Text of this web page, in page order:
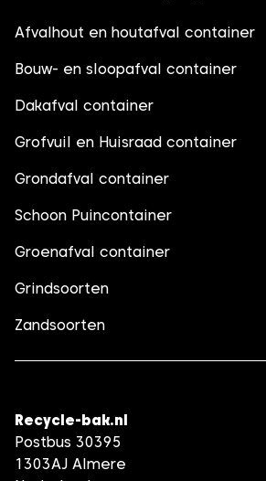
Afvalhout en houtafval container
Bouw- en sloopafval container
Dakafval container
Grofvuil en Huisraad container
Grondafval container
Schoon Puincontainer
Groenafval container
Grindsoorten
Zandsoorten
Recycle-bak.nl
Postbus 30395
1303AJ Almere